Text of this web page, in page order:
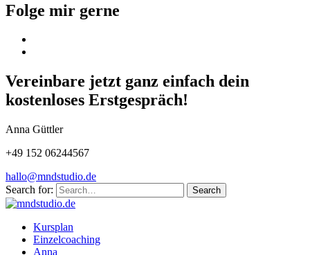
Folge mir gerne
Vereinbare jetzt ganz einfach dein
kostenloses Erstgespräch!
Anna Güttler
+49 152 06244567
hallo@mndstudio.de
Search for:
Search
Kursplan
Einzelcoaching
Anna